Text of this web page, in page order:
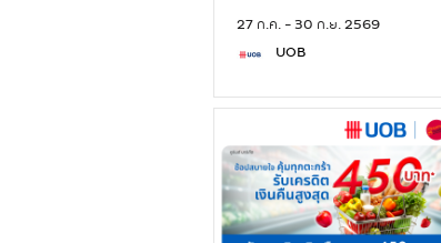
27 ก.ค. - 30 ก.ย. 2569
UOB